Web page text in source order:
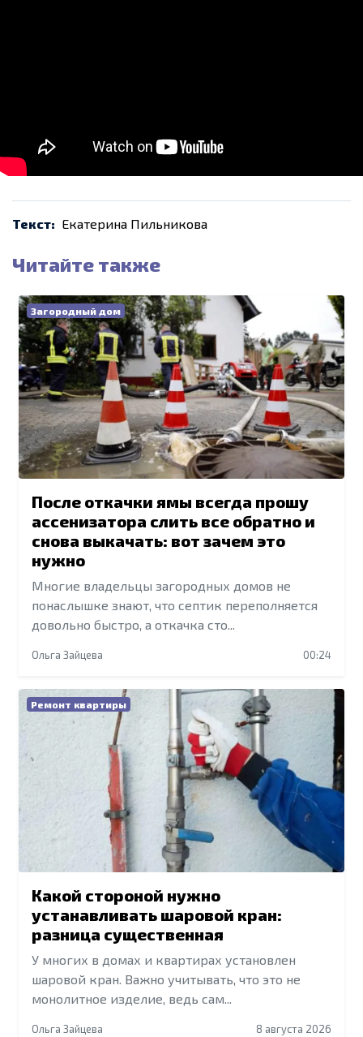
Текст: Екатерина Пильникова
Читайте также
Загородный дом
После откачки ямы всегда прошу
ассенизатора слить все обратно и
снова выкачать: вот зачем это
нужно
Многие владельцы загородных домов не
понаслышке знают, что септик переполняется
довольно быстро, а откачка сто...
Ольга Зайцева 00:24
Ремонт квартиры
Какой стороной нужно
устанавливать шаровой кран:
разница существенная
У многих в домах и квартирах установлен
шаровой кран. Важно учитывать, что это не
монолитное изделие, ведь сам...
Ольга Зайцева 8 августа 2026